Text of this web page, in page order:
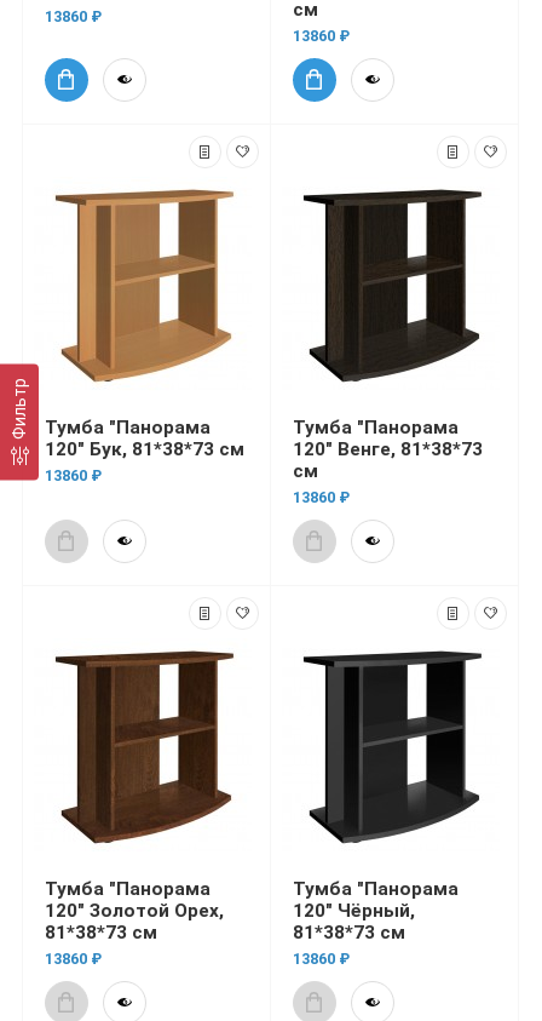
Фильтр
13860 ₽ см
13860 ₽
Тумба "Панорама
120" Бук, 81*38*73 см
13860 ₽
Тумба "Панорама
120" Венге, 81*38*73
см
13860 ₽
Тумба "Панорама
120" Золотой Орех,
81*38*73 см
13860 ₽
Тумба "Панорама
120" Чёрный,
81*38*73 см
13860 ₽